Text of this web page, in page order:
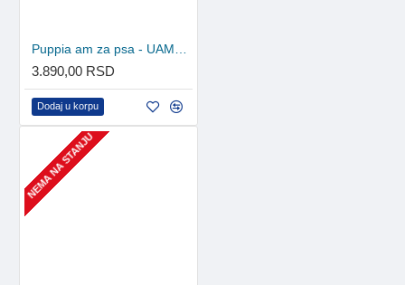
Puppia am za psa - UAMA-AH978 - Black
3.890,00 RSD
Dodaj u korpu
NEMA NA STANJU